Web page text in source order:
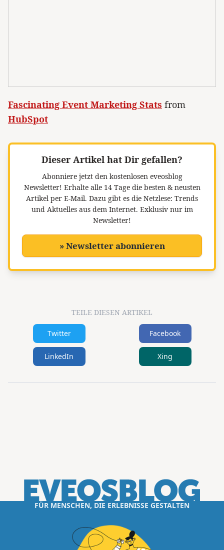
Fascinating Event Marketing Stats from
HubSpot
Dieser Artikel hat Dir gefallen?
Abonniere jetzt den kostenlosen eveosblog
Newsletter! Erhalte alle 14 Tage die besten & neusten
Artikel per E-Mail. Dazu gibt es die Netzlese: Trends
und Aktuelles aus dem Internet. Exklusiv nur im
Newsletter!
» Newsletter abonnieren
TEILE DIESEN ARTIKEL
Twitter Facebook
LinkedIn Xing
FÜR MENSCHEN, DIE ERLEBNISSE GESTALTEN